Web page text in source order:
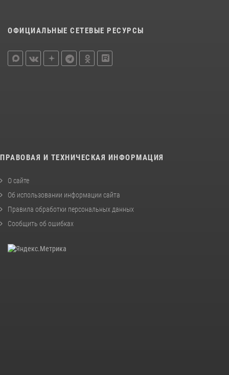
ОФИЦИАЛЬНЫЕ СЕТЕВЫЕ РЕСУРСЫ
ПРАВОВАЯ И ТЕХНИЧЕСКАЯ ИНФОРМАЦИЯ
О сайте
Об использовании информации сайта
Правила обработки персональных данных
Сообщить об ошибках